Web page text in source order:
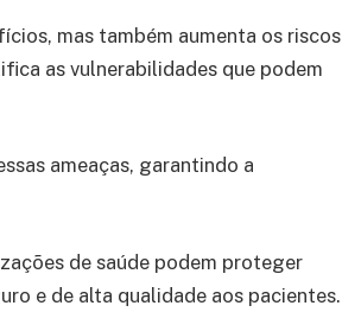
mas também aumenta os riscos
as vulnerabilidades que podem
ameaças, garantindo a
de saúde podem proteger
e de alta qualidade aos pacientes.